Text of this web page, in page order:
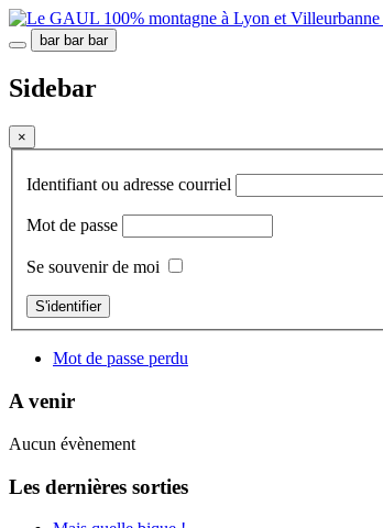
bar bar bar
Sidebar
×
Identifiant ou adresse courriel
Mot de passe
Se souvenir de moi
S'identifier
Mot de passe perdu
A venir
Aucun évènement
Les dernières sorties